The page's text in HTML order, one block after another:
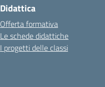
Didattica
Offerta formativa
Le schede didattiche
I progetti delle classi